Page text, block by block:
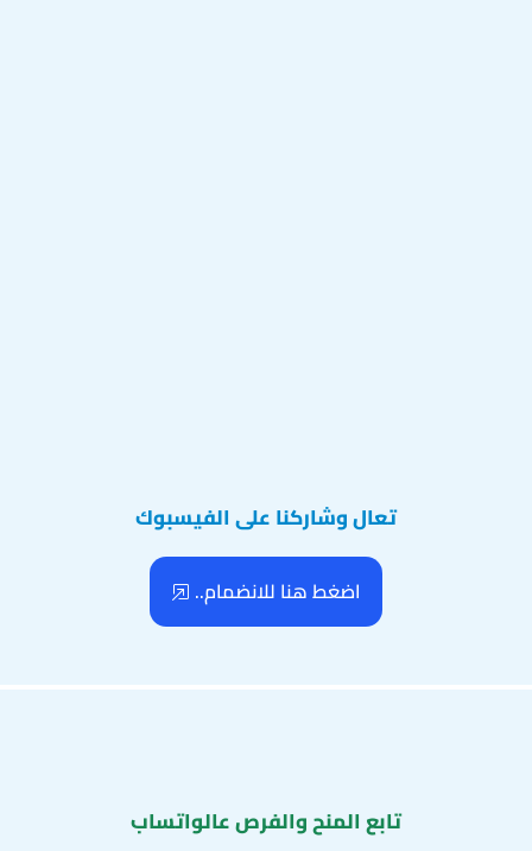
تعال وشاركنا على الفيسبوك
اضغط هنا للانضمام..
تابع المنح والفرص عالواتساب